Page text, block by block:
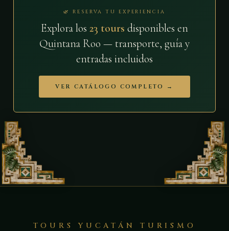
🌿 RESERVA TU EXPERIENCIA
Explora los 23 tours disponibles en
Quintana Roo — transporte, guía y
entradas incluidos
VER CATÁLOGO COMPLETO →
TOURS YUCATÁN TURISMO